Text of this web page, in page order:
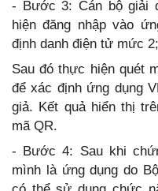
- Bước 3: Cán bộ giải
hiện đăng nhập vào
định danh điện tử mức 2;
Sau đó thực hiện quét
để xác định ứng dụng
giả. Kết quả hiển thị
mã QR.
- Bước 4: Sau khi
mình là ứng dụng do